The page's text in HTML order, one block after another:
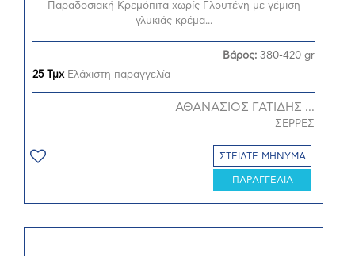
Παραδοσιακή Κρεμόπιτα χωρίς Γλουτένη με γέμιση
γλυκιάς κρέμα...
25 ΤμχΕλάχιστη παραγγελία
Βάρος: 380-420 gr
ΑΘΑΝΑΣΙΟΣ ΓΑΤΙΔΗΣ ...
ΣΕΡΡΕΣ
ΣΤΕΙΛΤΕ ΜΗΝΥΜΑ
ΠΑΡΑΓΓΕΛΙΑ